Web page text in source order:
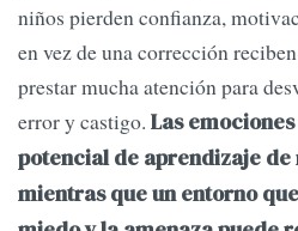
niños pierden confianza,
en vez de una corrección
prestar mucha atención para
error y castigo. Las
potencial de aprendizaje
mientras que un entorno